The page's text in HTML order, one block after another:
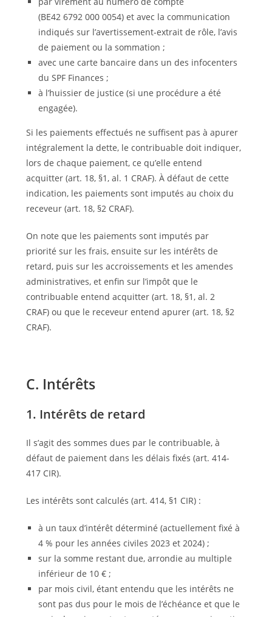
(BE42 6792 000 0054) et avec la communication
indiqués sur l’avertissement-extrait de rôle, l’avis
de paiement ou la sommation ;
avec une carte bancaire dans un des infocenters
du SPF Finances ;
à l’huissier de justice (si une procédure a été
engagée).
Si les paiements effectués ne suffisent pas à apurer
intégralement la dette, le contribuable doit indiquer,
lors de chaque paiement, ce qu’elle entend
acquitter (art. 18, §1, al. 1 CRAF). À défaut de cette
indication, les paiements sont imputés au choix du
receveur (art. 18, §2 CRAF).
On note que les paiements sont imputés par
priorité sur les frais, ensuite sur les intérêts de
retard, puis sur les accroissements et les amendes
administratives, et enfin sur l’impôt que le
contribuable entend acquitter (art. 18, §1, al. 2
CRAF) ou que le receveur entend apurer (art. 18, §2
CRAF).
C. Intérêts
1. Intérêts de retard
Il s’agit des sommes dues par le contribuable, à
défaut de paiement dans les délais fixés (art. 414-
417 CIR).
Les intérêts sont calculés (art. 414, §1 CIR) :
à un taux d’intérêt déterminé (actuellement fixé à
4 % pour les années civiles 2023 et 2024) ;
sur la somme restant due, arrondie au multiple
inférieur de 10 € ;
par mois civil, étant entendu que les intérêts ne
sont pas dus pour le mois de l’échéance et que le